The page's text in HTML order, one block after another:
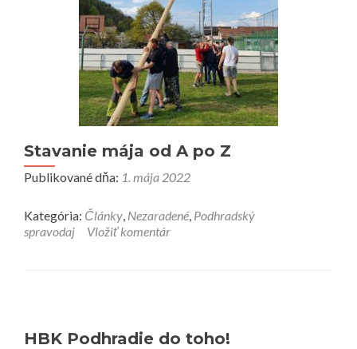
Stavanie mája od A po Z
Publikované dňa: 1. mája 2022
Kategória: Články, Nezaradené, Podhradský
spravodaj
Vložiť komentár
HBK Podhradie do toho!